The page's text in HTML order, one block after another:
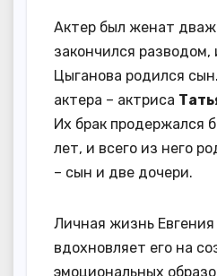
Актер был женат
закончился разводом,
Цыганова родился
актера – актриса
Их брак продержался
лет, и всего из него
– сын и две дочери.
Личная жизнь
вдохновляет его на
эмоциональных